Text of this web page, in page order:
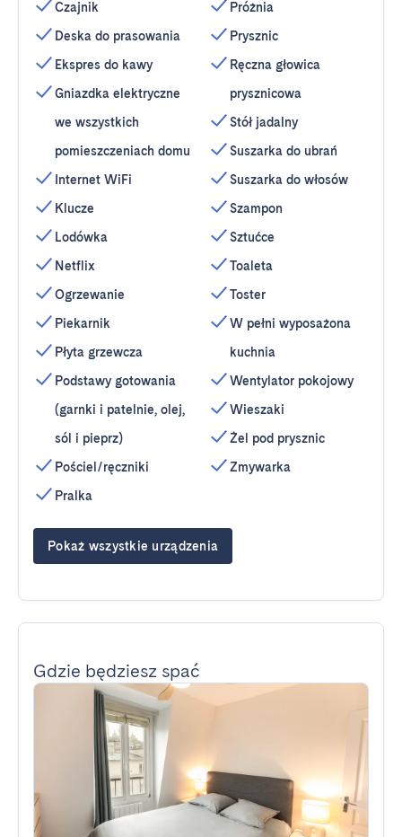
Czajnik
Deska do prasowania
Ekspres do kawy
Gniazdka elektryczne
we wszystkich
pomieszczeniach domu
Internet WiFi
Klucze
Lodówka
Netflix
Ogrzewanie
Piekarnik
Płyta grzewcza
Podstawy gotowania
(garnki i patelnie, olej,
sól i pieprz)
Pościel/ręczniki
Pralka
Próżnia
Prysznic
Ręczna głowica
prysznicowa
Stół jadalny
Suszarka do ubrań
Suszarka do włosów
Szampon
Sztućce
Toaleta
Toster
W pełni wyposażona
kuchnia
Wentylator pokojowy
Wieszaki
Żel pod prysznic
Zmywarka
Pokaż wszystkie urządzenia
Gdzie będziesz spać